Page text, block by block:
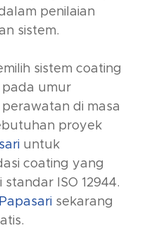
penilaian
sistem.
sistem coating
umur
di masa
proyek
untuk
coating yang
ISO 12944.
sekarang